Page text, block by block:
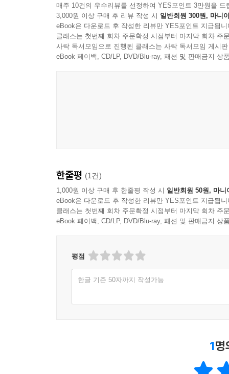
매주 10건의 우수리뷰를 선정하여 YES포인트 3만원을 드
3,000원 이상 구매 후 리뷰 작성 시 일반회원 300원, 마니
eBook은 다운로드 후 작성한 리뷰만 YES포인트 지급됩니
클래스는 첫번째 회차 주문확정 시점부터 마지막 회차 주
사락 독서모임으로 진행된 클래스는 사락 독서모임 게시
eBook 페이백, CD/LP, DVD/Blu-ray, 패션 및 판매금지 상
한줄평 (1건)
1,000원 이상 구매 후 한줄평 작성 시 일반회원 50원, 마니
eBook은 다운로드 후 작성한 리뷰만 YES포인트 지급됩니
클래스는 첫번째 회차 주문확정 시점부터 마지막 회차 주
eBook 페이백, CD/LP, DVD/Blu-ray, 패션 및 판매금지 상
평점
한글 기준 50자까지 작성가능
1명